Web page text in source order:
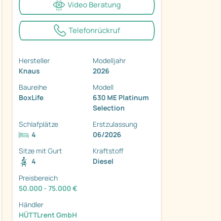
Video Beratung
Telefonrückruf
Hersteller
Knaus
Modelljahr
2026
Baureihe
BoxLife
Modell
630 ME Platinum
Selection
Schlafplätze
4
Erstzulassung
06/2026
Sitze mit Gurt
4
Kraftstoff
Diesel
Preisbereich
50.000 - 75.000 €
Händler
HÜTTLrent GmbH